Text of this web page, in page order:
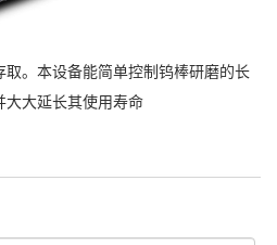
。本设备能简单控制钨棒研磨的长
大大延长其使用寿命